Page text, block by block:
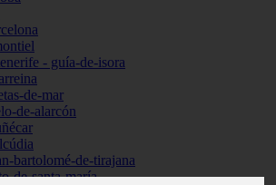
- guía-de-isora
de-mar
de-alarcón
bartolomé-de-tirajana
de-santa-maría